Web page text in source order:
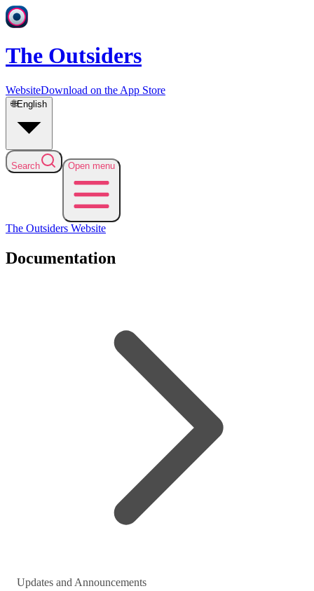
The Outsiders
WebsiteDownload on the App Store
🌐English
Search Open menu
The Outsiders Website
Documentation
Updates and Announcements